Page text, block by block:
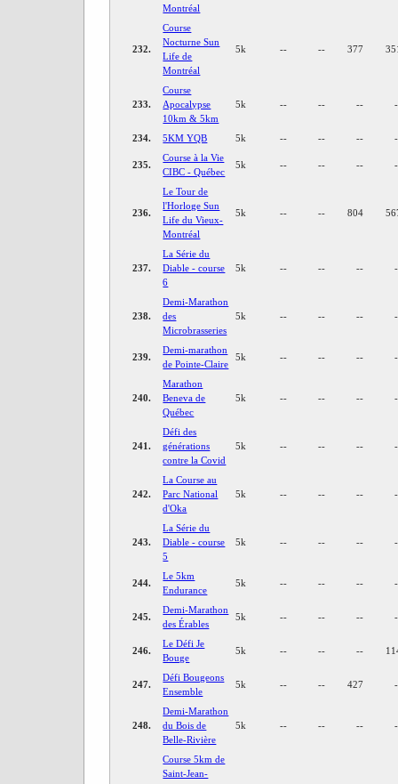
Montréal
232.
Course
Nocturne Sun
Life de
Montréal
5k -- -- 377
233.
Course
Apocalypse
10km & 5km
5k -- -- --
234. 5KM YQB 5k -- -- --
235.
Course à la Vie
CIBC - Québec
5k -- -- --
236.
Le Tour de
l'Horloge Sun
Life du Vieux-
Montréal
5k -- -- 804
237.
La Série du
Diable - course
6
5k -- -- --
238.
Demi-Marathon
des
Microbrasseries
5k -- -- --
239.
Demi-marathon
de Pointe-Claire
5k -- -- --
240.
Marathon
Beneva de
Québec
5k -- -- --
241.
Défi des
générations
contre la Covid
5k -- -- --
242.
La Course au
Parc National
d'Oka
5k -- -- --
243.
La Série du
Diable - course
5
5k -- -- --
244.
Le 5km
Endurance
5k -- -- --
245.
Demi-Marathon
des Érables
5k -- -- --
246.
Le Défi Je
Bouge
5k -- -- --
247.
Défi Bougeons
Ensemble
5k -- -- 427
248.
Demi-Marathon
du Bois de
Belle-Rivière
5k -- -- --
Course 5km de
Saint-Jean-